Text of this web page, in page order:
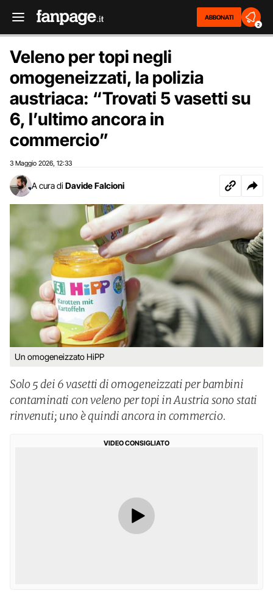
ABBONATI
2
Veleno per topi negli
omogeneizzati, la polizia
austriaca: “Trovati 5 vasetti su
6, l’ultimo ancora in
commercio”
3 Maggio 2026 12:33
A cura di Davide Falcioni
Un omogeneizzato HiPP
Solo 5 dei 6 vasetti di omogeneizzati per bambini
contaminati con veleno per topi in Austria sono stati
rinvenuti; uno è quindi ancora in commercio.
VIDEO CONSIGLIATO